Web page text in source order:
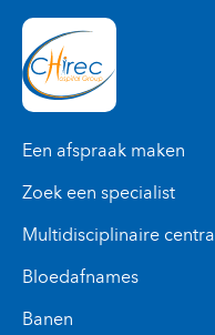
Een afspraak maken
Zoek een specialist
Multidisciplinaire centra
Bloedafnames
Banen